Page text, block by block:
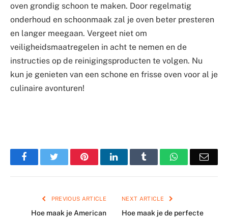
oven grondig schoon te maken. Door regelmatig
onderhoud en schoonmaak zal je oven beter presteren
en langer meegaan. Vergeet niet om
veiligheidsmaatregelen in acht te nemen en de
instructies op de reinigingsproducten te volgen. Nu
kun je genieten van een schone en frisse oven voor al je
culinaire avonturen!
FacebookTwitter PinterestLinkedIn Tumblr WhatsApp
PREVIOUS ARTICLE
Hoe maak je American
NEXT ARTICLE
Hoe maak je de perfecte